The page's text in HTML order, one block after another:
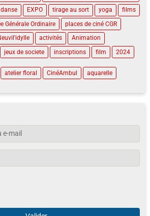
EXPO tirage au sort yoga
films
Générale Ordinaire
places de ciné CGR
activités
Animation
jeux de societe inscriptions film 2024
atelier floral CinéAmbul aquarelle